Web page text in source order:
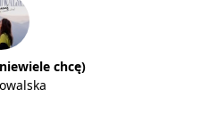
chcę)